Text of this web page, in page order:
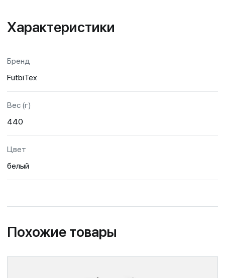
Характеристики
Бренд
FutbiTex
Вес (г)
440
Цвет
белый
Похожие товары